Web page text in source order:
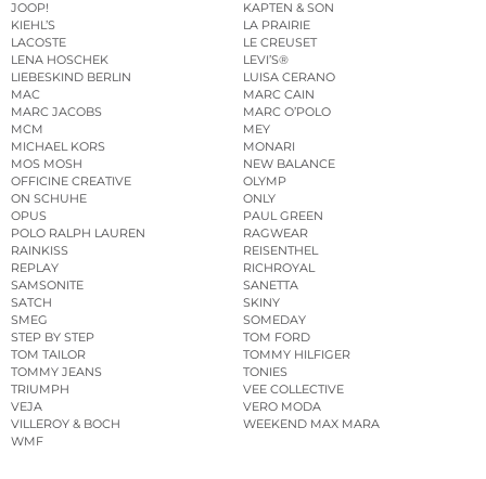
JOOP!
KAPTEN & SON
KIEHL’S
LA PRAIRIE
LACOSTE
LE CREUSET
LENA HOSCHEK
LEVI’S®
LIEBESKIND BERLIN
LUISA CERANO
MAC
MARC CAIN
MARC JACOBS
MARC O’POLO
MCM
MEY
MICHAEL KORS
MONARI
MOS MOSH
NEW BALANCE
OFFICINE CREATIVE
OLYMP
ON SCHUHE
ONLY
OPUS
PAUL GREEN
POLO RALPH LAUREN
RAGWEAR
RAINKISS
REISENTHEL
REPLAY
RICHROYAL
SAMSONITE
SANETTA
SATCH
SKINY
SMEG
SOMEDAY
STEP BY STEP
TOM FORD
TOM TAILOR
TOMMY HILFIGER
TOMMY JEANS
TONIES
TRIUMPH
VEE COLLECTIVE
VEJA
VERO MODA
VILLEROY & BOCH
WEEKEND MAX MARA
WMF